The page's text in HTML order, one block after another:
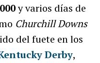
y varios días de
Churchill Downs
del fuete en los
Derby,